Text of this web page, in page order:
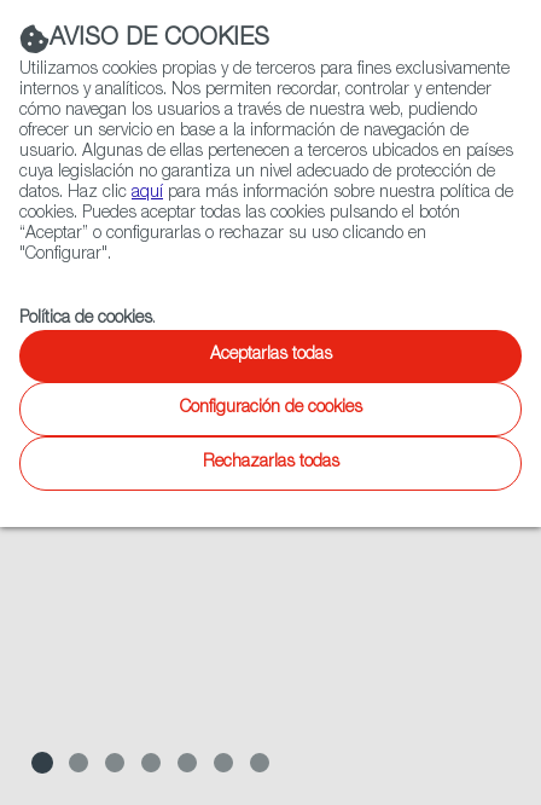
Navigation link
|
QUIÉNES SOMOS RED EXTERIOR
Selecciona
idioma
Ficción
AVISO DE COOKIES
Utilizamos cookies propias y de terceros para fines exclusivamente
internos y analíticos. Nos permiten recordar, controlar y entender
cómo navegan los usuarios a través de nuestra web, pudiendo
ofrecer un servicio en base a la información de navegación de
usuario. Algunas de ellas pertenecen a terceros ubicados en países
cuya legislación no garantiza un nivel adecuado de protección de
datos. Haz clic aquí para más información sobre nuestra política de
cookies. Puedes aceptar todas las cookies pulsando el botón
“Aceptar” o configurarlas o rechazar su uso clicando en
"Configurar".
Política de cookies.
Aceptarlas todas
Configuración de cookies
Rechazarlas todas